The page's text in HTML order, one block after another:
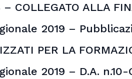
COLLEGATO ALLA
2019 –
PER LA
2019 – D.A. n.10-